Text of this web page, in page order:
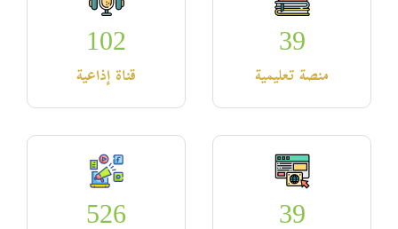
39
منصة تعليمية
102
قناة إذاعية
39
526